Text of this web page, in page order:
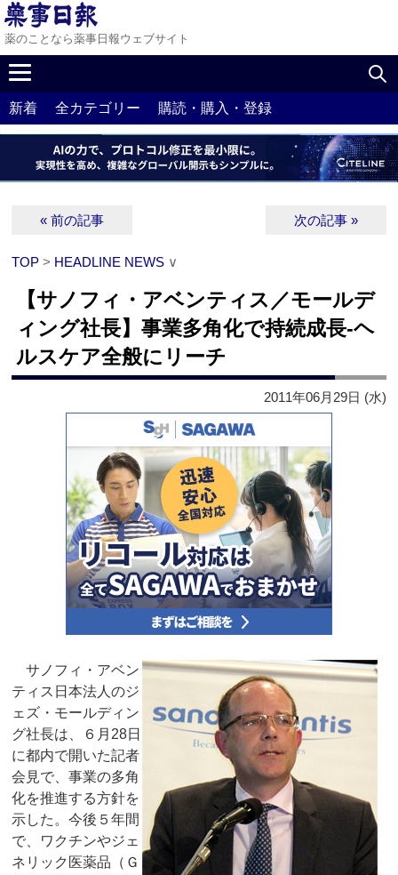
薬のことなら薬事日報ウェブサイト
新着 全カテゴリー 購読・購入・登録
« 前の記事 次の記事 »
TOP > HEADLINE NEWS ∨
【サノフィ・アベンティス／モールデ
ィング社長】事業多角化で持続成長‐ヘ
ルスケア全般にリーチ
2011年06月29日 (水)
サノフィ・アベン
ティス日本法人のジ
ェズ・モールディン
グ社長は、６月28日
に都内で開いた記者
会見で、事業の多角
化を推進する方針を
示した。今後５年間
で、ワクチンやジェ
ネリック医薬品（Ｇ